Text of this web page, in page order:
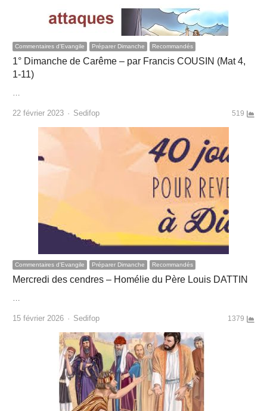
Commentaires d'Evangile Préparer Dimanche Recommandés
1° Dimanche de Carême – par Francis COUSIN (Mat 4,
1-11)
…
22 février 2023 Author
Sedifop 519
Commentaires d'Evangile Préparer Dimanche Recommandés
Mercredi des cendres – Homélie du Père Louis DATTIN
…
15 février 2026 Author
Sedifop 1379